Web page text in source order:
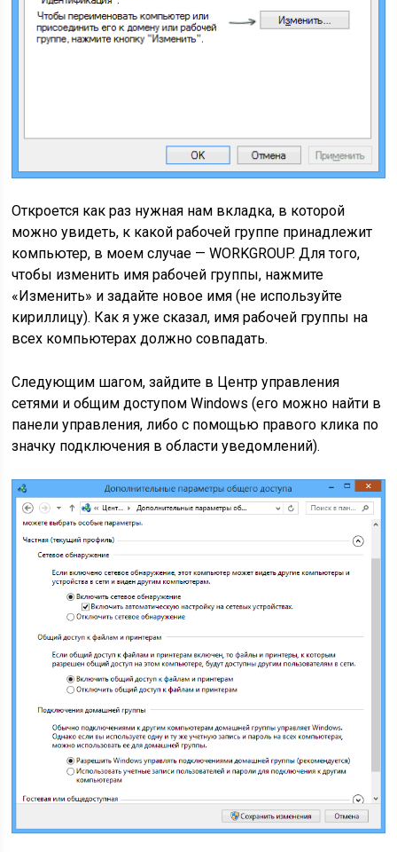
Откроется как раз нужная нам вкладка, в которой
можно увидеть, к какой рабочей группе принадлежит
компьютер, в моем случае — WORKGROUP. Для того,
чтобы изменить имя рабочей группы, нажмите
«Изменить» и задайте новое имя (не используйте
кириллицу). Как я уже сказал, имя рабочей группы на
всех компьютерах должно совпадать.
Следующим шагом, зайдите в Центр управления
сетями и общим доступом Windows (его можно найти в
панели управления, либо с помощью правого клика по
значку подключения в области уведомлений).